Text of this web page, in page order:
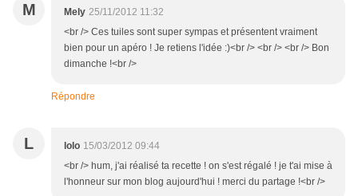
M Mely 25/11/2012 11:32
<br /> Ces tuiles sont super sympas et présentent vraiment
bien pour un apéro ! Je retiens l'idée :)<br /> <br /> <br /> Bon
dimanche !<br />
Répondre
L lolo 15/03/2012 09:44
<br /> hum, j'ai réalisé ta recette ! on s'est régalé ! je t'ai mise à
l'honneur sur mon blog aujourd'hui ! merci du partage !<br />